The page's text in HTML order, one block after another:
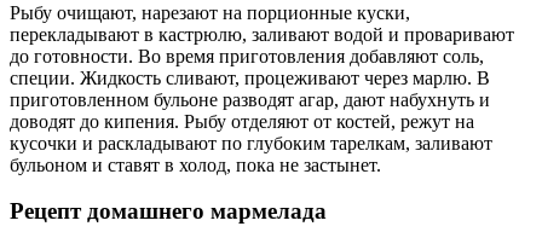
Рыбу очищают, нарезают на порционные куски,
перекладывают в кастрюлю, заливают водой и проваривают
до готовности. Во время приготовления добавляют соль,
специи. Жидкость сливают, процеживают через марлю. В
приготовленном бульоне разводят агар, дают набухнуть и
доводят до кипения. Рыбу отделяют от костей, режут на
кусочки и раскладывают по глубоким тарелкам, заливают
бульоном и ставят в холод, пока не застынет.
Рецепт домашнего мармелада